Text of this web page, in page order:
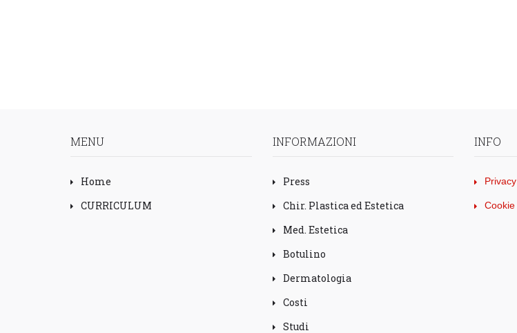
MENU
Home
CURRICULUM
INFORMAZIONI
Press
Chir. Plastica ed Estetica
Med. Estetica
Botulino
Dermatologia
Costi
Studi
INFO
Privacy
Cookie